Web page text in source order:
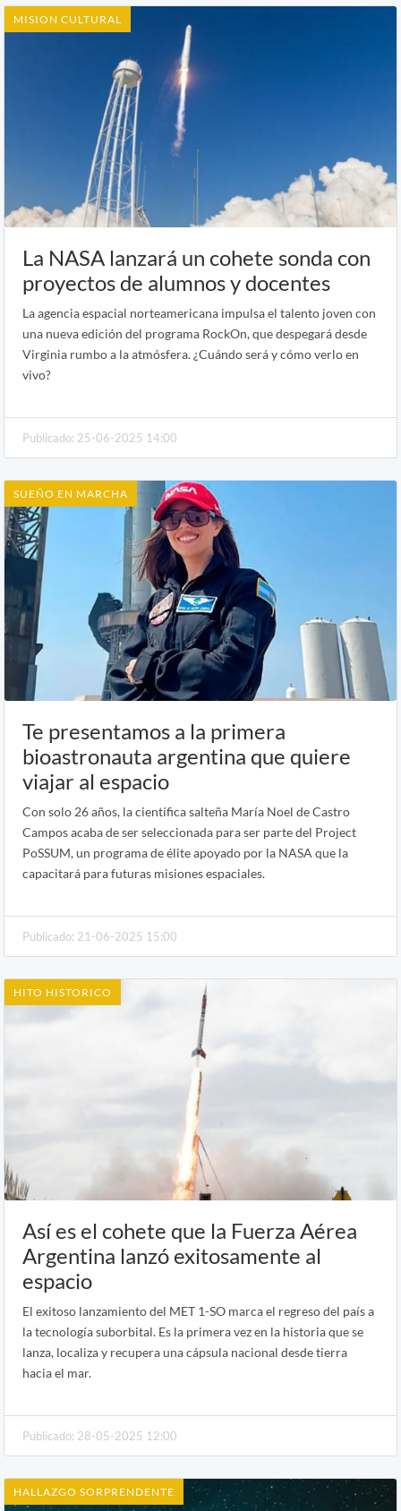
MISION CULTURAL
La NASA lanzará un cohete sonda con
proyectos de alumnos y docentes
La agencia espacial norteamericana impulsa el talento joven con
una nueva edición del programa RockOn, que despegará desde
Virginia rumbo a la atmósfera. ¿Cuándo será y cómo verlo en
vivo?
Publicado: 25-06-2025 14:00
SUEÑO EN MARCHA
Te presentamos a la primera
bioastronauta argentina que quiere
viajar al espacio
Con solo 26 años, la científica salteña María Noel de Castro
Campos acaba de ser seleccionada para ser parte del Project
PoSSUM, un programa de élite apoyado por la NASA que la
capacitará para futuras misiones espaciales.
Publicado: 21-06-2025 15:00
HITO HISTORICO
Así es el cohete que la Fuerza Aérea
Argentina lanzó exitosamente al
espacio
El exitoso lanzamiento del MET 1-SO marca el regreso del país a
la tecnología suborbital. Es la primera vez en la historia que se
lanza, localiza y recupera una cápsula nacional desde tierra
hacia el mar.
Publicado: 28-05-2025 12:00
HALLAZGO SORPRENDENTE